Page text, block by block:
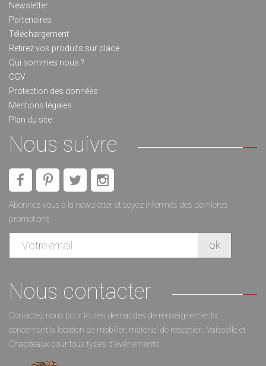
Newsletter
Partenaires
Téléchargement
Retirez vos produits sur place
Qui sommes nous ?
CGV
Protection des données
Mentions légales
Plan du site
Nous suivre
Abonnez-vous à la newsletter et soyez informés des dernières
promotions
Nous contacter
Contactez nous pour toutes demandes de renseignements
concernant la location de mobilier, matériel de réception, Vaisselle et
Chapiteaux pour tous types d'événements.